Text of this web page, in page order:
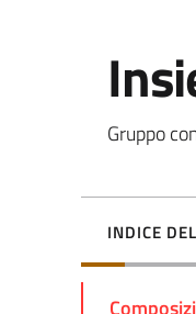
Gruppo
INDICE